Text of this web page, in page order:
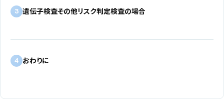
3 遺伝子検査その他リスク判定検査の場合
4 おわりに